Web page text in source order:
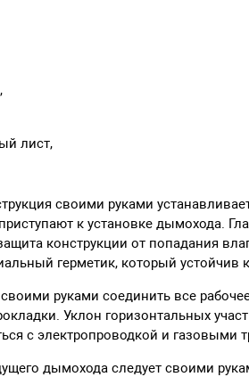
лист,
своими руками
к установке дымохода.
конструкции от попадания
герметик, который устойчив
руками соединить все
Уклон горизонтальных
с электропроводкой и газовыми
дымохода следует своими